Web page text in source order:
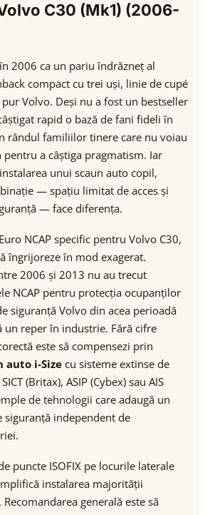
C30 (Mk1) (2006-
2006 ca un pariu îndrăzneț al
compact cu trei uși, linie de cupé
Volvo. Deși nu a fost un bestseller
rapid o bază de fani fideli în
rândul familiilor tinere care nu voiau
pentru a câștiga pragmatism. Iar
unui scaun auto copil,
— spațiu limitat de acces și
— face diferența.
NCAP specific pentru Volvo C30,
îngrijoreze în mod exagerat.
2006 și 2013 nu au trecut
NCAP pentru protecția ocupanților
siguranță Volvo din acea perioadă
un reper în industrie. Fără cifre
este să compensezi prin
auto i-Size cu sisteme extinse de
(Britax), ASIP (Cybex) sau AIS
de tehnologii care adaugă un
independent de
puncte ISOFIX pe locurile laterale
instalarea majorității
generală este să